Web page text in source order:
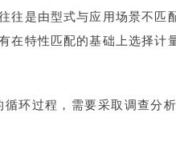
是由型式与应用场景不匹
特性匹配的基础上选择计
环过程，需要采取调查分